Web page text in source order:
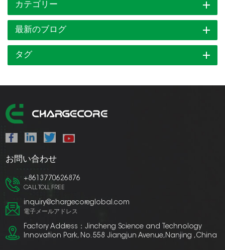
カテゴリー
最新のブログ
タグ
お問い合わせ
+8613770626876
CALL TOLL FREE
inquiry@chargecoreglobal.com
電子メールアドレス
Factory Address：Jincheng Science and Technology
Innovation Park, No. 558 Jiangjun Avenue,Nanjing ,China